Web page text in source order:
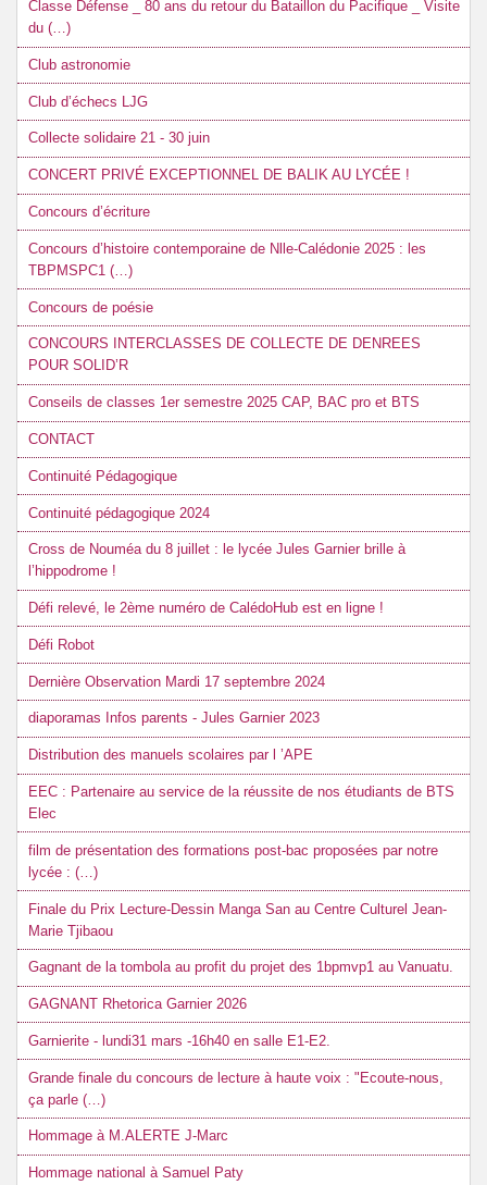
Classe Défense _ 80 ans du retour du Bataillon du Pacifique _ Visite
du (…)
Club astronomie
Club d’échecs LJG
Collecte solidaire 21 - 30 juin
CONCERT PRIVÉ EXCEPTIONNEL DE BALIK AU LYCÉE !
Concours d’écriture
Concours d’histoire contemporaine de Nlle-Calédonie 2025 : les
TBPMSPC1 (…)
Concours de poésie
CONCOURS INTERCLASSES DE COLLECTE DE DENREES
POUR SOLID’R
Conseils de classes 1er semestre 2025 CAP, BAC pro et BTS
CONTACT
Continuité Pédagogique
Continuité pédagogique 2024
Cross de Nouméa du 8 juillet : le lycée Jules Garnier brille à
l’hippodrome !
Défi relevé, le 2ème numéro de CalédoHub est en ligne !
Défi Robot
Dernière Observation Mardi 17 septembre 2024
diaporamas Infos parents - Jules Garnier 2023
Distribution des manuels scolaires par l ’APE
EEC : Partenaire au service de la réussite de nos étudiants de BTS
Elec
film de présentation des formations post-bac proposées par notre
lycée : (…)
Finale du Prix Lecture-Dessin Manga San au Centre Culturel Jean-
Marie Tjibaou
Gagnant de la tombola au profit du projet des 1bpmvp1 au Vanuatu.
GAGNANT Rhetorica Garnier 2026
Garnierite - lundi31 mars -16h40 en salle E1-E2.
Grande finale du concours de lecture à haute voix : "Ecoute-nous,
ça parle (…)
Hommage à M.ALERTE J-Marc
Hommage national à Samuel Paty